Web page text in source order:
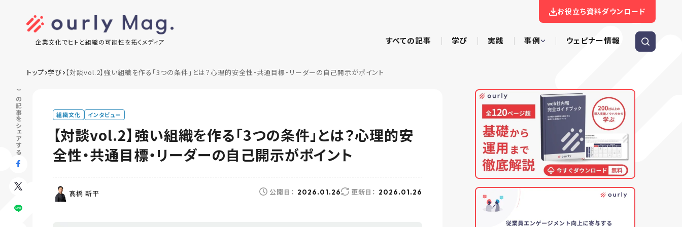
企業文化でヒトと組織の可能性を拓くメディア
お役立ち資料ダウンロード
すべての記事 学び 実践 事例 ウェビナー情報
トップ 学び 【対談vol.2】強い組織を作る「3つの条件」とは？心理的安全性・共通目標・リーダーの自己開示がポイント
この記事をシェアする 組織文化 インタビュー
【対談vol.2】強い組織を作る「3つの条件」とは？心理的安
全性・共通目標・リーダーの自己開示がポイント
髙橋 新平 公開日： 2026.01.26 更新日： 2026.01.26